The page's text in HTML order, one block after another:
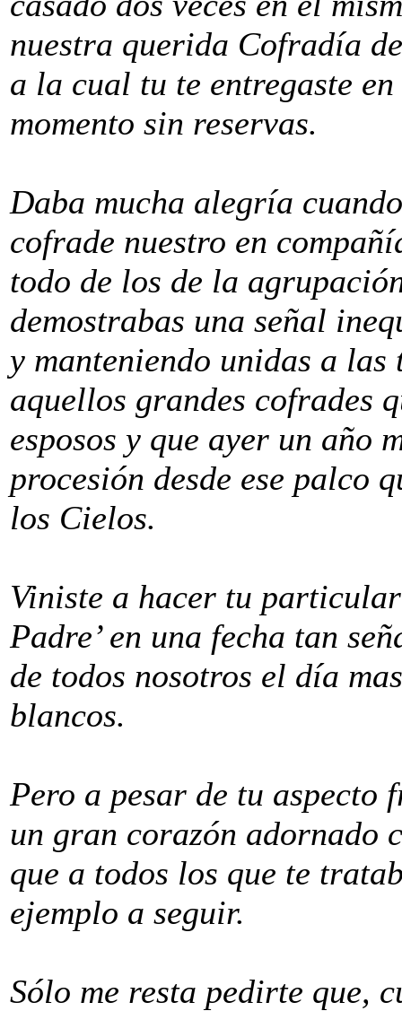
nuestra querida Cofradía
a la cual tu te entregaste
momento sin reservas.
Daba mucha alegría
cofrade nuestro en
todo de los de la
demostrabas una señal
y manteniendo unidas a
aquellos grandes cofrades
esposos y que ayer un año
procesión desde ese palco
los Cielos.
Viniste a hacer tu
Padre’ en una fecha tan
de todos nosotros el día
blancos.
Pero a pesar de tu aspecto
un gran corazón adornado
que a todos los que te
ejemplo a seguir.
Sólo me resta pedirte que,